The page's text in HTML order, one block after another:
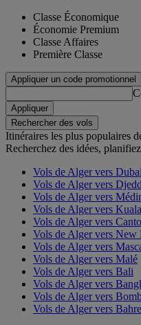
Classe Économique
Économie Premium
Classe Affaires
Première Classe
Appliquer un code promotionnel
Appliquer
Rechercher des vols
Itinéraires les plus populaires
Recherchez des idées,
Vols de Alger vers Dubai
Vols de Alger vers
Vols de Alger vers
Vols de Alger vers
Vols de Alger vers
Vols de Alger vers New
Vols de Alger vers
Vols de Alger vers Malé
Vols de Alger vers Bali
Vols de Alger vers
Vols de Alger vers
Vols de Alger vers